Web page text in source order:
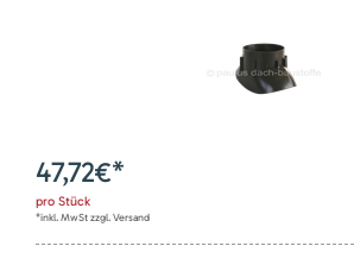
47,72€*
pro Stück
*inkl. MwSt zzgl. Versand